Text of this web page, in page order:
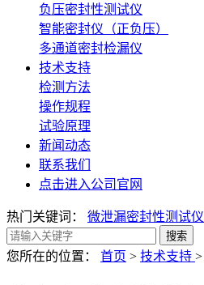
负压密封性测试仪
智能密封仪（正负压）
多通道密封检漏仪
技术支持
检测方法
操作规程
试验原理
新闻动态
联系我们
点击进入公司官网
热门关键词： 微泄漏密封性测试仪
您所在的位置： 首页 > 技术支持 >